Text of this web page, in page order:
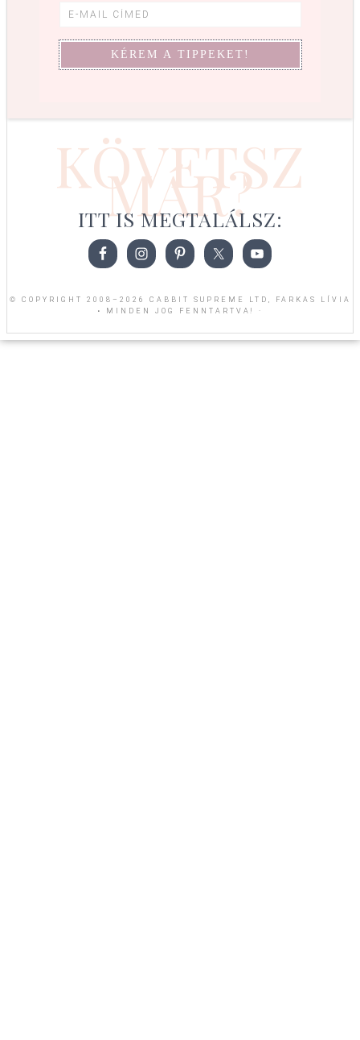
KÖVETSZ
MÁR?
ITT IS MEGTALÁLSZ:
© COPYRIGHT 2008–2026 CABBIT SUPREME LTD, FARKAS LÍVIA
• MINDEN JOG FENNTARTVA! ·